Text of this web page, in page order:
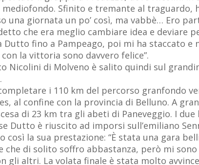
Sfinito e tremante al traguardo,
una giornata un po’ così, ma vabbè… Ero
che era meglio cambiare idea e deviare
fino a Pampeago, poi mi ha staccato e
la vittoria sono davvero felice”.
Nicolini di Molveno è salito quindi sul
i 110 km del percorso granfondo
al confine con la provincia di Belluno. A
di 23 km tra gli abeti di Paneveggio. I
Dutto è riuscito ad imporsi sull’emiliano
così la sua prestazione: “È stata una gara
che di solito soffro abbastanza, però mi
gli altri. La volata finale è stata molto